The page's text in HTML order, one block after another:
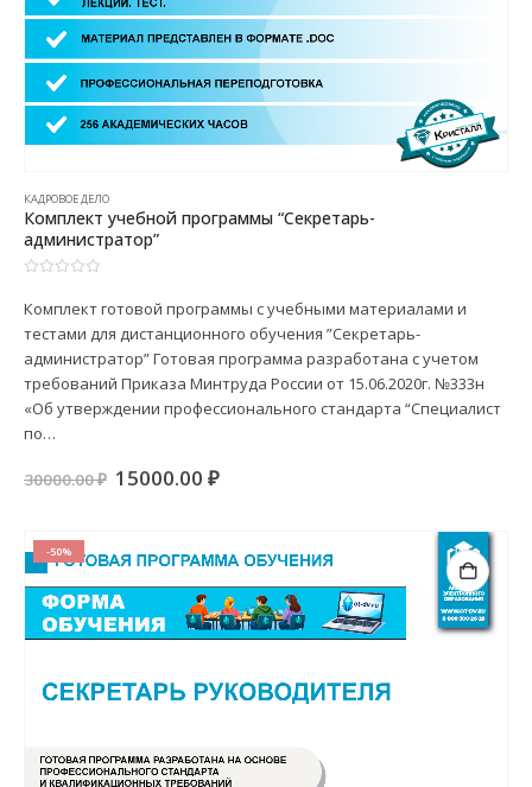
КАДРОВОЕ ДЕЛО
Комплект учебной программы “Секретарь-
администратор”
Комплект готовой программы с учебными материалами и
тестами для дистанционного обучения ”Секретарь-
администратор” Готовая программа разработана с учетом
требований Приказа Минтруда России от 15.06.2020г. №333н
«Об утверждении профессионального стандарта “Специалист
по…
30000.00₽ Первоначальная
15000.00 ₽Текущая
-50%